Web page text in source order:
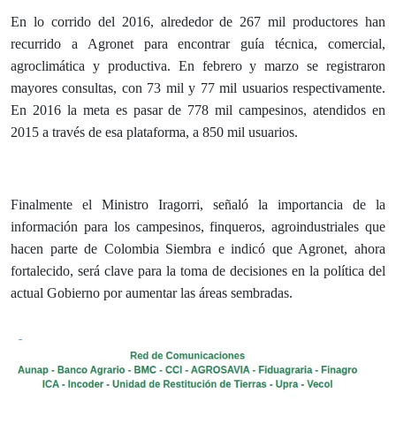
En lo corrido del 2016, alrededor de 267 mil productores han
recurrido a Agronet para encontrar guía técnica, comercial,
agroclimática y productiva. En febrero y marzo se registraron
mayores consultas, con 73 mil y 77 mil usuarios respectivamente.
En 2016 la meta es pasar de 778 mil campesinos, atendidos en
2015 a través de esa plataforma, a 850 mil usuarios.
​Finalmente el Ministro Iragorri, señaló la importancia de la
información para los campesinos, finqueros, agroindustriales que
hacen parte de Colombia Siembra e indicó que Agronet, ahora
fortalecido, será clave para la toma de decisiones en la política del
actual Gobierno por aumentar las áreas sembradas.​​​​​